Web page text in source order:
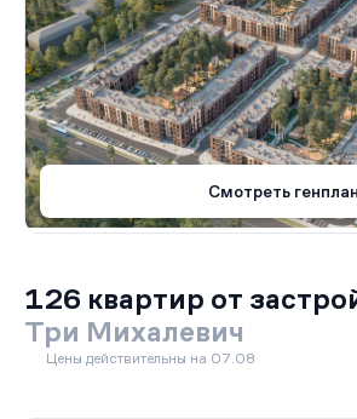
Смотреть генплан
126 квартир от
Три Михалевич
Цены действительны на 07.08